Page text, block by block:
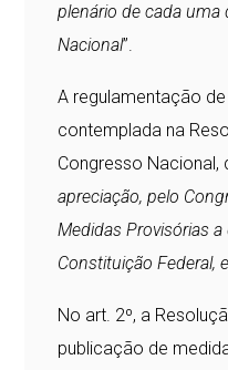
plenário de cada uma
Nacional”.
A regulamentação
contemplada na
Congresso Nacional,
apreciação, pelo
Medidas Provisórias
Constituição Federal,
No art. 2º, a
publicação de